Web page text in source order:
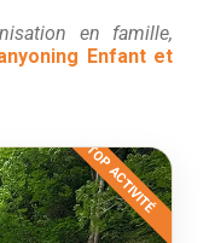
en famille,
Enfant et
TOP ACTIVITÉ